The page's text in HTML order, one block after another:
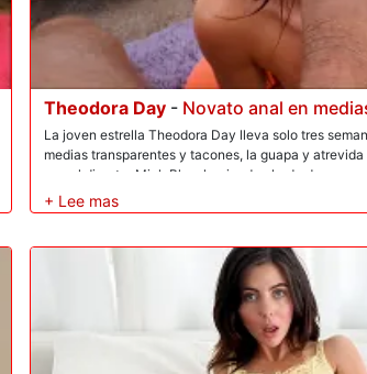
Theodora Day - Novato anal en
La joven estrella Theodora Day lleva solo tres
medias transparentes y tacones, la guapa y
con el director Mick Blue, haciendo alarde de sus
coño. La novata XXX de pelo largo revela un tapón
debajo de sus medias transparentes. Ella anima a
Theodora, metiendo su gran polla en su coño
conduce a un intenso escariado anal! Theodora
sodomiza, su coño mojado palpita. Una sesión de
babosa de culo a boca, una apertura rectal brutal y
el ano de Mick. Recibe una corrida facial